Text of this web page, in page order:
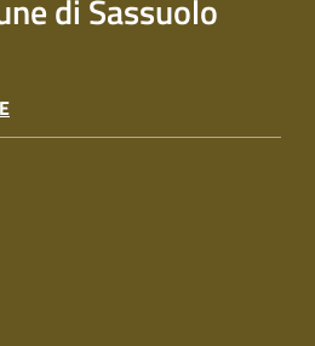
di Sassuolo